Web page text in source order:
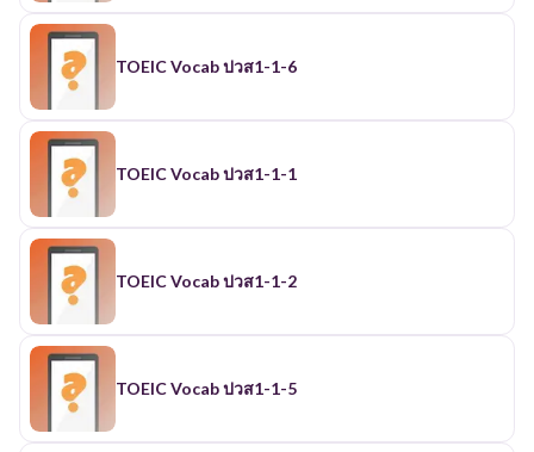
TOEIC Vocab ปวส1-1-6
TOEIC Vocab ปวส1-1-1
TOEIC Vocab ปวส1-1-2
TOEIC Vocab ปวส1-1-5